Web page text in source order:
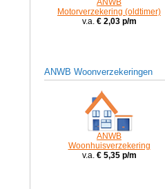
ANWB
Motorverzekering (oldtimer)
v.a. € 2,03 p/m
ANWB Woonverzekeringen
ANWB
Woonhuisverzekering
v.a. € 5,35 p/m